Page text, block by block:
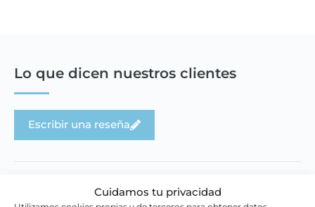
Cuidamos tu privacidad
Lo que dicen nuestros clientes
Escribir una reseña